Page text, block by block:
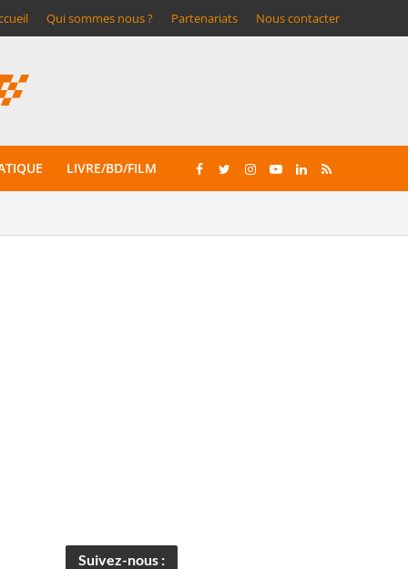
Qui sommes nous ? Partenariats Nous contacter
LIVRE/BD/FILM
Suivez-nous :